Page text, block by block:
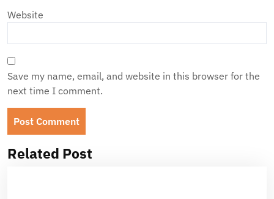
Website
Save my name, email, and website in this browser for the
next time I comment.
Related Post